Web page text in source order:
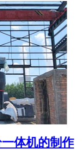
体机的制作